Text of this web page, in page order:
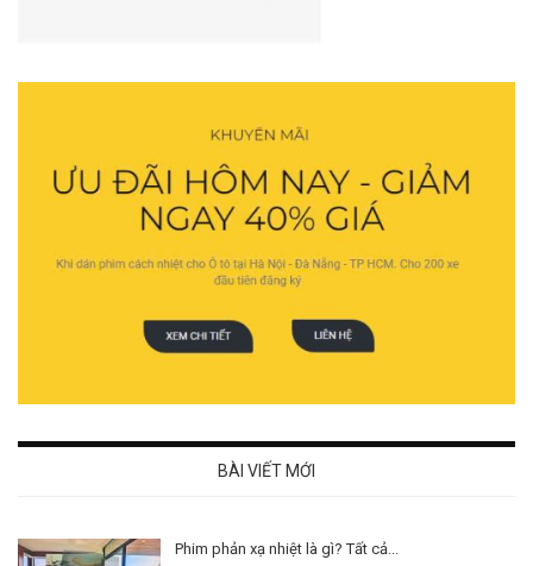
BÀI VIẾT MỚI
Phim phản xạ nhiệt là gì? Tất cả...